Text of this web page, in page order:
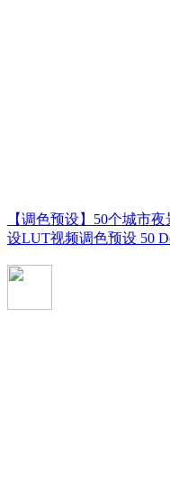
【调色预设】50个城市
设LUT视频调色预设 50